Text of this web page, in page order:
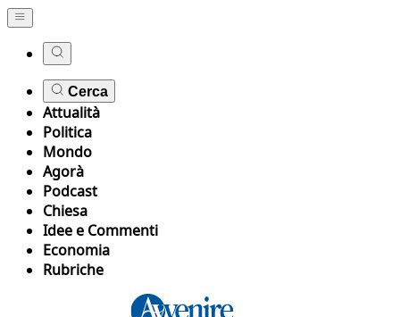
Cerca
Attualità
Politica
Mondo
Agorà
Podcast
Chiesa
Idee e Commenti
Economia
Rubriche